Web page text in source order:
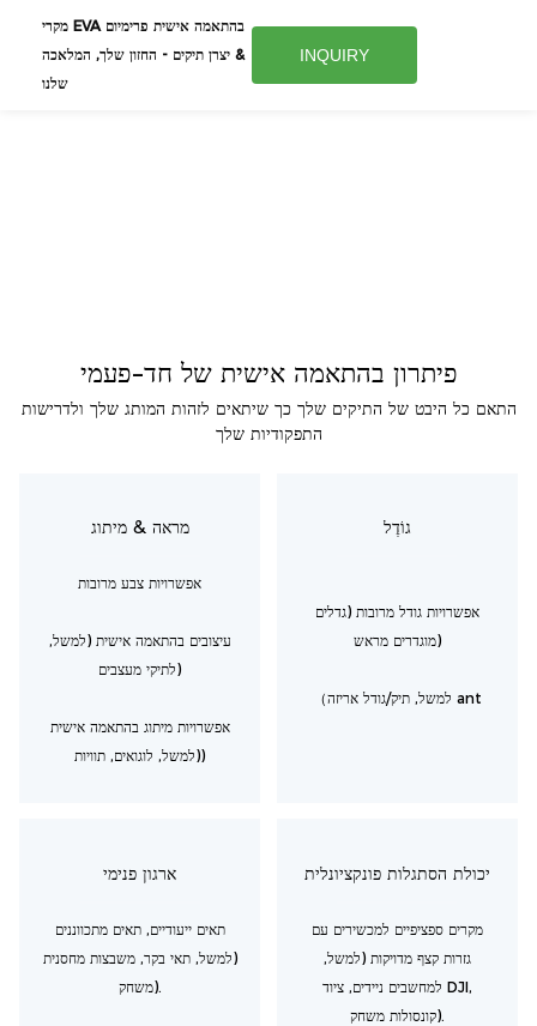
מקרי EVA בהתאמה אישית פרימיום
& יצרן תיקים - החזון שלך, המלאכה
שלנו
INQUIRY
פיתרון בהתאמה אישית של חד-פעמי
התאם כל היבט של התיקים שלך כך שיתאים לזהות המותג שלך ולדרישות
התפקודיות שלך
מראה & מיתוג
אפשרויות צבע מרובות
עיצובים בהתאמה אישית (למשל,
לתיקי מעצבים)
אפשרויות מיתוג בהתאמה אישית
(למשל, לוגואים, תוויות)
גוֹדֶל
אפשרויות גודל מרובות (גדלים
מוגדרים מראש)
（למשל, תיק/גודל אריזה ant
ארגון פנימי
תאים ייעודיים, תאים מתכווננים
(למשל, תאי בקר, משבצות מחסנית
משחק).
יכולת הסתגלות פונקציונלית
מקרים ספציפיים למכשירים עם
גזרות קצף מדויקות (למשל,
למחשבים ניידים, ציוד DJI,
קונסולות משחק).